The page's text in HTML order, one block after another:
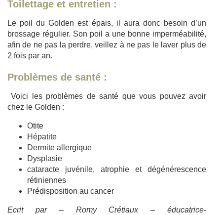
Toilettage et entretien :
Le poil du Golden est épais, il aura donc besoin d’un
brossage régulier. Son poil a une bonne imperméabilité,
afin de ne pas la perdre, veillez à ne pas le laver plus de
2 fois par an.
Problèmes de santé :
Voici les problèmes de santé que vous pouvez avoir
chez le Golden :
Otite
Hépatite
Dermite allergique
Dysplasie
cataracte juvénile, atrophie et dégénérescence
rétiniennes
Prédisposition au cancer
Ecrit par – Romy Crétiaux – éducatrice-